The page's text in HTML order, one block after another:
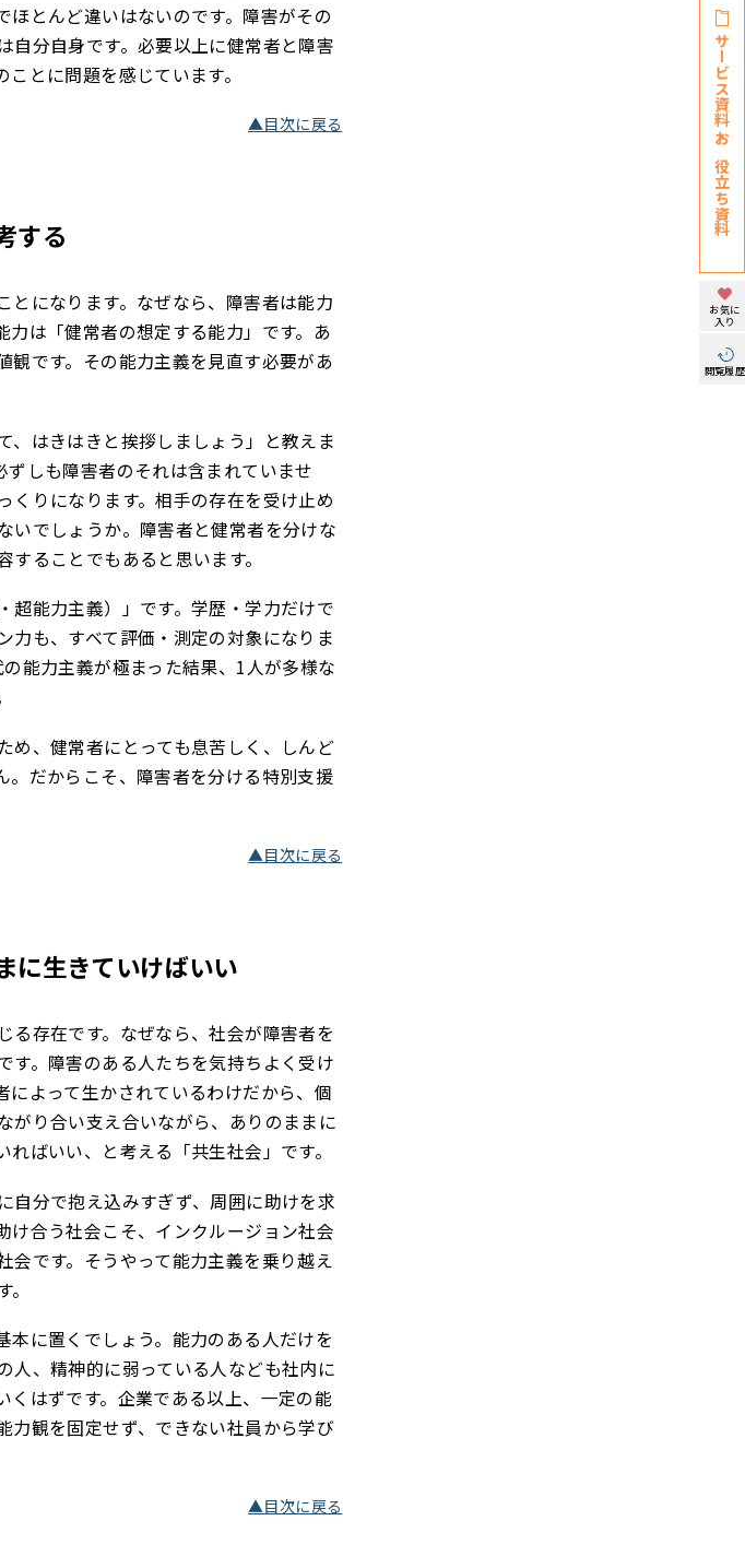
とんど違いはないのです。障害がその
自分自身です。必要以上に健常者と障害
とに問題を感じています。
▲目次に戻る
する
とになります。なぜなら、障害者は能力
は「健常者の想定する能力」です。あ
観です。その能力主義を見直す必要があ
、はきはきと挨拶しましょう」と教えま
しも障害者のそれは含まれていませ
くりになります。相手の存在を受け止め
いでしょうか。障害者と健常者を分けな
ることでもあると思います。
超能力主義）」です。学歴・学力だけで
力も、すべて評価・測定の対象になりま
能力主義が極まった結果、1人が多様な
め、健常者にとっても息苦しく、しんど
。だからこそ、障害者を分ける特別支援
▲目次に戻る
に生きていけばいい
る存在です。なぜなら、社会が障害者を
す。障害のある人たちを気持ちよく受け
よって生かされているわけだから、個
がり合い支え合いながら、ありのままに
ばいい、と考える「共生社会」です。
自分で抱え込みすぎず、周囲に助けを求
け合う社会こそ、インクルージョン社会
会です。そうやって能力主義を乗り越え
に置くでしょう。能力のある人だけを
人、精神的に弱っている人なども社内に
くはずです。企業である以上、一定の能
力観を固定せず、できない社員から学び
▲目次に戻る
サービス資料・
お役立ち資料
お気に
入り
閲覧履歴